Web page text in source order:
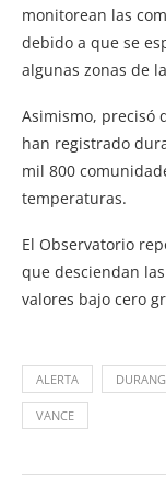
monitorean las
debido a que se
algunas zonas de
Asimismo, precisó
han registrado
mil 800
temperaturas.
El Observatorio
que desciendan
valores bajo cero
ALERTA
VANCE